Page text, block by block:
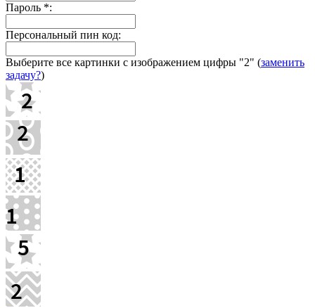
Пароль *:
Персональный пин код:
Выберите все картинки с изображением цифры "2" (заменить
задачу?)